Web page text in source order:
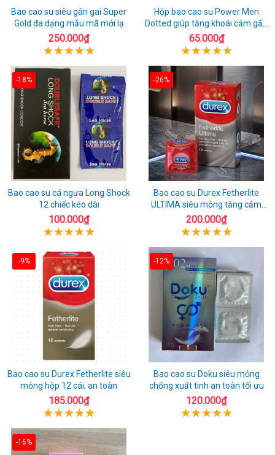
Bao cao su siêu gân gai Super
Gold đa dạng mẫu mã mới lạ
250.000₫
Hộp bao cao su Power Men
Dotted giúp tăng khoái cảm gấp
đôi
65.000₫
-18%
Bao cao su cá ngựa Long Shock
12 chiếc kéo dài
100.000₫
-26%
Bao cao su Durex Fetherlite
ULTIMA siêu mỏng tăng cảm
giác
200.000₫
-9%
Bao cao su Durex Fetherlite siêu
mỏng hộp 12 cái, an toàn
185.000₫
-12%
Bao cao su Doku siêu mỏng
chống xuất tinh an toàn tối ưu
120.000₫
-16%